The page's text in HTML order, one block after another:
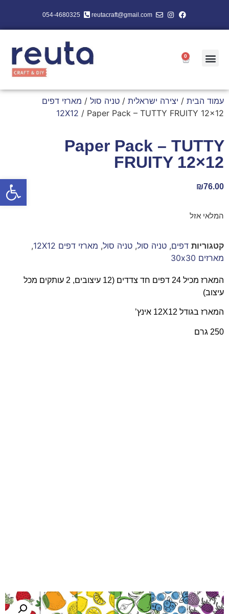
פתח
reutacraft@gmail.com
054-4680325
0
עמוד הבית / יצירה ישראלית / טניה סול / מארזי דפים
12X12 / Paper Pack – TUTTY FRUITY 12×12
Paper Pack – TUTTY
FRUITY 12×12
₪76.00
המלאי אזל
קטגוריות דפים, טניה סול, טניה סול, מארזי דפים 12X12
,
מארזים 30x30
המארז מכיל 24 דפים חד צדדים (12 עיצובים, 2 עותקים מכל
עיצוב)
המארז בגודל 12X12 אינץ’
250 גרם